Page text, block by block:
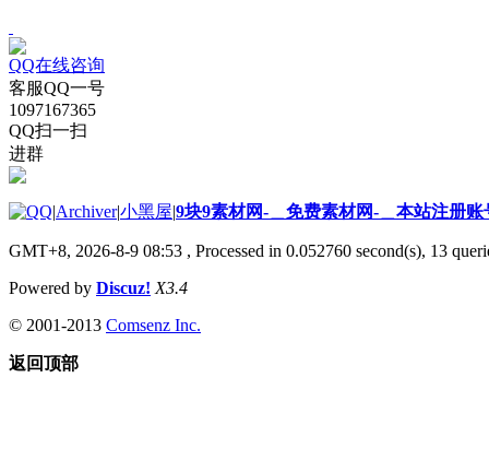
QQ在线咨询
客服QQ一号
1097167365
QQ扫一扫
进群
|Archiver|小黑屋|9块9素材网-＿免费素材网-＿本站注册账
GMT+8, 2026-8-9 08:53 , Processed in 0.052760 second(s), 13
Powered by Discuz! X3.4
© 2001-2013 Comsenz Inc.
返回顶部